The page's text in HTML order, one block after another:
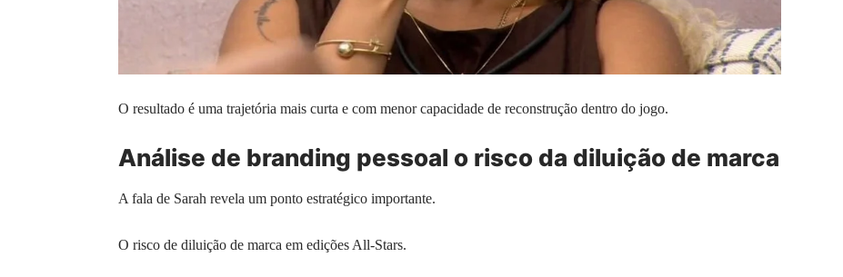
O resultado é uma trajetória mais curta e com menor capacidade de reconstrução dentro do jogo.
Análise de branding pessoal o risco da diluição de marca
A fala de Sarah revela um ponto estratégico importante.
O risco de diluição de marca em edições All-Stars.